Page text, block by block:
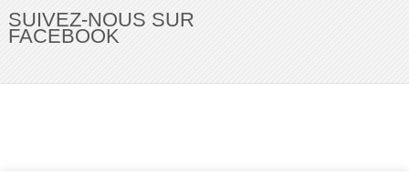
SUIVEZ-NOUS SUR
FACEBOOK